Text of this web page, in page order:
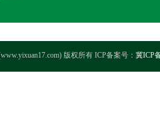
版权所有 ICP备案号： 冀ICP